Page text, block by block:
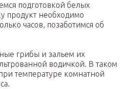
подготовкой белых
продукт необходимо
часов, позаботимся об
грибы и зальем их
водичкой. В таком
температуре комнатной